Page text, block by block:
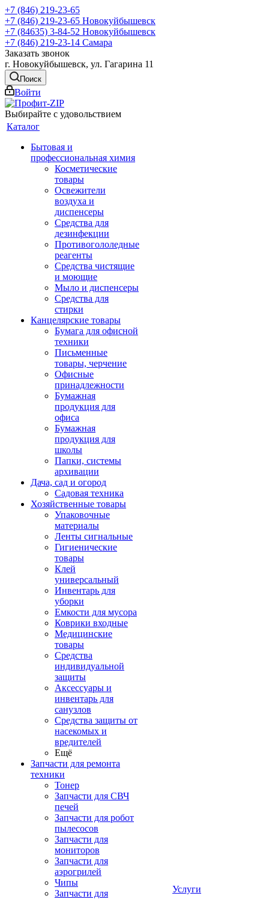
+7 (846) 219-23-65
+7 (846) 219-23-65 Новокуйбышевск
+7 (84635) 3-84-52 Новокуйбышевск
+7 (846) 219-23-14 Самара
Заказать звонок
г. Новокуйбышевск, ул. Гагарина 11
Поиск
Войти
Выбирайте с удовольствием
Каталог
Бытовая и
профессиональная химия
Косметические
товары
Освежители
воздуха и
диспенсеры
Средства для
дезинфекции
Противогололедные
реагенты
Средства чистящие
и моющие
Мыло и диспенсеры
Средства для
стирки
Канцелярские товары
Бумага для офисной
техники
Письменные
товары, черчение
Офисные
принадлежности
Бумажная
продукция для
офиса
Бумажная
продукция для
школы
Папки, системы
архивации
Дача, сад и огород
Садовая техника
Хозяйственные товары
Упаковочные
материалы
Ленты сигнальные
Гигиенические
товары
Клей
универсальный
Инвентарь для
уборки
Емкости для мусора
Коврики входные
Медицинские
товары
Средства
индивидуальной
защиты
Аксессуары и
инвентарь для
санузлов
Средства защиты от
насекомых и
вредителей
Ещё
Запчасти для ремонта
техники
Тонер
Запчасти для СВЧ
печей
Запчасти для робот
пылесосов
Запчасти для
мониторов
Запчасти для
аэрогрилей
Чипы
Запчасти для
Услуги